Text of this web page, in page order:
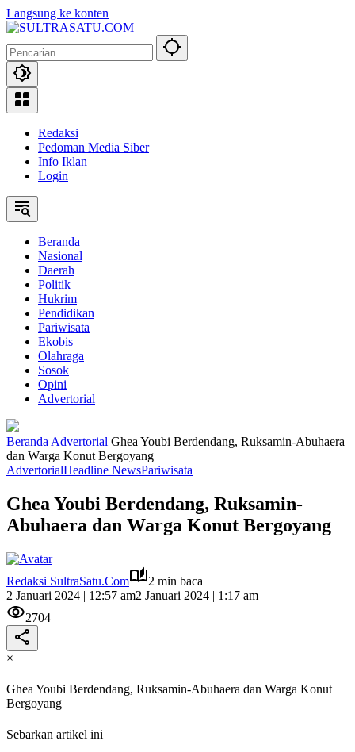
Langsung ke konten
Redaksi
Pedoman Media Siber
Info Iklan
Login
Beranda
Nasional
Daerah
Politik
Hukrim
Pendidikan
Pariwisata
Ekobis
Olahraga
Sosok
Opini
Advertorial
Beranda Advertorial Ghea Youbi Berdendang, Ruksamin-Abuhaera
dan Warga Konut Bergoyang
AdvertorialHeadline NewsPariwisata
Ghea Youbi Berdendang, Ruksamin-
Abuhaera dan Warga Konut Bergoyang
Redaksi SultraSatu.Com
2 min baca
2 Januari 2024 | 12:57 am2 Januari 2024 | 1:17 am
2704
×
Ghea Youbi Berdendang, Ruksamin-Abuhaera dan Warga Konut
Bergoyang
Sebarkan artikel ini